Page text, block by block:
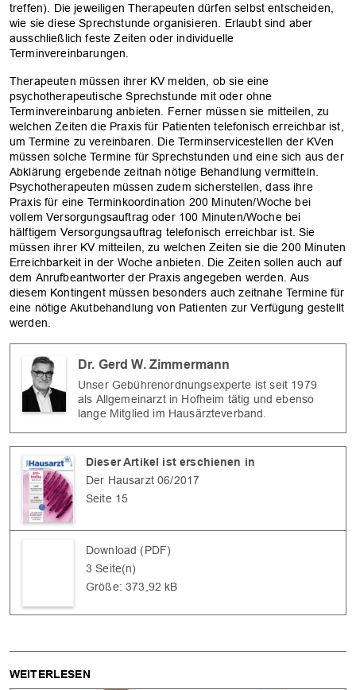
OK
treffen). Die jeweiligen Therapeuten dürfen selbst entscheiden,
wie sie diese Sprechstunde organisieren. Erlaubt sind aber
ausschließlich feste Zeiten oder individuelle
Terminvereinbarungen.
Therapeuten müssen ihrer KV melden, ob sie eine
psychotherapeutische Sprechstunde mit oder ohne
Terminvereinbarung anbieten. Ferner müssen sie mitteilen, zu
welchen Zeiten die Praxis für Patienten telefonisch erreichbar ist,
um Termine zu vereinbaren. Die Terminservicestellen der KVen
müssen solche Termine für Sprechstunden und eine sich aus der
Abklärung ergebende zeitnah nötige Behandlung vermitteln.
Psychotherapeuten müssen zudem sicherstellen, dass ihre
Praxis für eine Terminkoordination 200 Minuten/Woche bei
vollem Versorgungsauftrag oder 100 Minuten/Woche bei
hälftigem Versorgungsauftrag telefonisch erreichbar ist. Sie
müssen ihrer KV mitteilen, zu welchen Zeiten sie die 200 Minuten
Erreichbarkeit in der Woche anbieten. Die Zeiten sollen auch auf
dem Anrufbeantworter der Praxis angegeben werden. Aus
diesem Kontingent müssen besonders auch zeitnahe Termine für
eine nötige Akutbehandlung von Patienten zur Verfügung gestellt
werden.
Dr. Gerd W. Zimmermann
Unser Gebührenordnungsexperte ist seit 1979
als Allgemeinarzt in Hofheim tätig und ebenso
lange Mitglied im Hausärzteverband.
Dieser Artikel ist erschienen in
Der Hausarzt 06/2017
Seite 15
Download (PDF)
3 Seite(n)
Größe: 373,92 kB
WEITERLESEN